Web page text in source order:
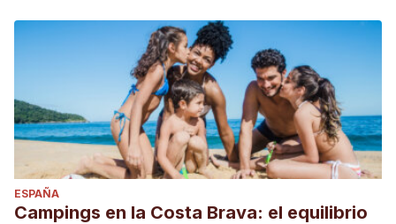
ESPAÑA
Campings en la Costa Brava: el equilibrio